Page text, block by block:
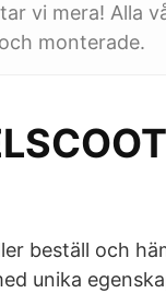
vi mera! Alla
monterade.
beställ och
unika